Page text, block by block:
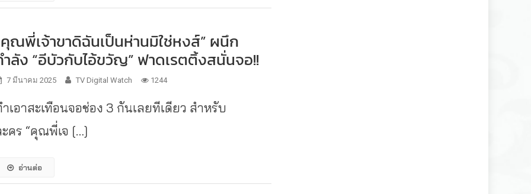
ณพี่เจ้าขาดิฉันเป็นห่านมิใช่หงส์” ผนึก
ลัง “อีบัวกับไอ้ขวัญ” ฟาดเรตติ้งสนั่นจอ!!
7 มีนาคม 2025 TV Digital Watch 1244
เอาสะเทือนจอช่อง 3 กันเลยทีเดียว สำหรับ
คร “คุณพี่เจ […]
อ่านต่อ